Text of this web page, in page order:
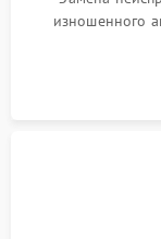
изношенного
разъемов и